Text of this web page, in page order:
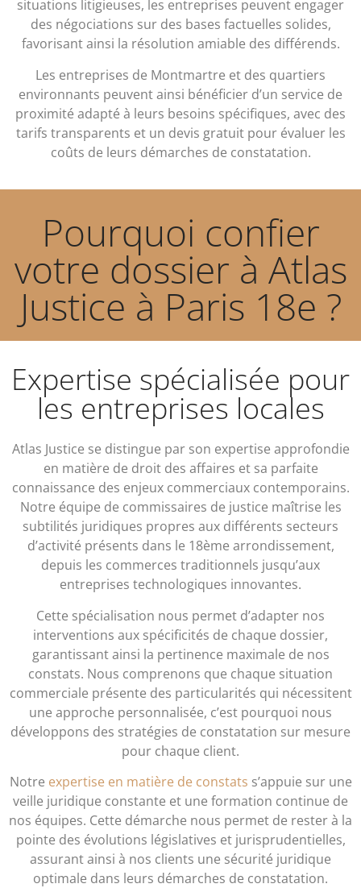
situations litigieuses, les entreprises peuvent engager
des négociations sur des bases factuelles solides,
favorisant ainsi la résolution amiable des différends.
Les entreprises de Montmartre et des quartiers
environnants peuvent ainsi bénéficier d’un service de
proximité adapté à leurs besoins spécifiques, avec des
tarifs transparents et un devis gratuit pour évaluer les
coûts de leurs démarches de constatation.
Pourquoi confier
votre dossier à Atlas
Justice à Paris 18e ?
Expertise spécialisée pour
les entreprises locales
Atlas Justice se distingue par son expertise approfondie
en matière de droit des affaires et sa parfaite
connaissance des enjeux commerciaux contemporains.
Notre équipe de commissaires de justice maîtrise les
subtilités juridiques propres aux différents secteurs
d’activité présents dans le 18ème arrondissement,
depuis les commerces traditionnels jusqu’aux
entreprises technologiques innovantes.
Cette spécialisation nous permet d’adapter nos
interventions aux spécificités de chaque dossier,
garantissant ainsi la pertinence maximale de nos
constats. Nous comprenons que chaque situation
commerciale présente des particularités qui nécessitent
une approche personnalisée, c’est pourquoi nous
développons des stratégies de constatation sur mesure
pour chaque client.
Notre expertise en matière de constats s’appuie sur une
veille juridique constante et une formation continue de
nos équipes. Cette démarche nous permet de rester à la
pointe des évolutions législatives et jurisprudentielles,
assurant ainsi à nos clients une sécurité juridique
optimale dans leurs démarches de constatation.